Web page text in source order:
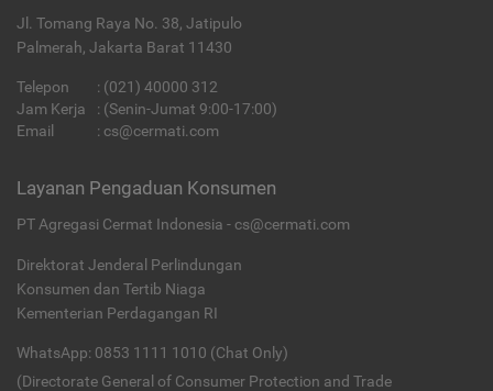
Jl. Tomang Raya No. 38, Jatipulo
Palmerah, Jakarta Barat 11430
Telepon : (021) 40000 312
Jam Kerja
: (Senin-Jumat 9:00-17:00)
Email
: cs@cermati.com
Layanan Pengaduan Konsumen
PT Agregasi Cermat Indonesia - cs@cermati.com
Direktorat Jenderal Perlindungan
Konsumen dan Tertib Niaga
Kementerian Perdagangan RI
WhatsApp: 0853 1111 1010 (Chat Only)
(Directorate General of Consumer Protection and Trade